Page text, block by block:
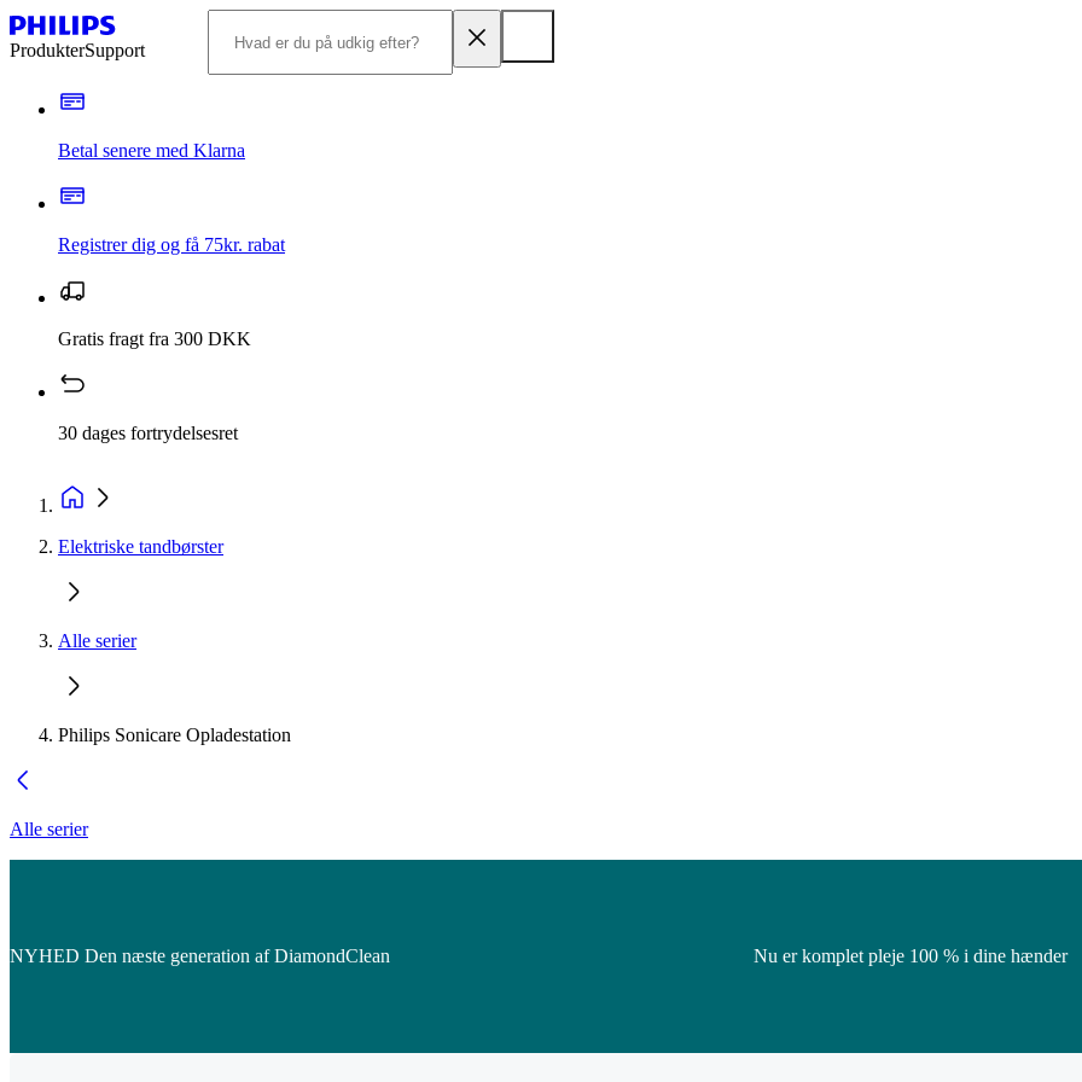
ProdukterSupport
Betal senere med Klarna
Registrer dig og få 75kr. rabat
Gratis fragt fra 300 DKK
30 dages fortrydelsesret
Elektriske tandbørster
Alle serier
Philips Sonicare Opladestation
Alle serier
NYHED Den næste generation af DiamondClean Nu er komplet pleje 100 % i dine hænder